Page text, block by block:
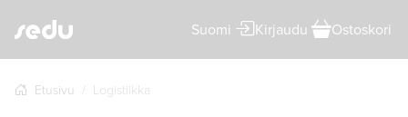
Suomi Kirjaudu Ostoskori
Etusivu Logistiikka